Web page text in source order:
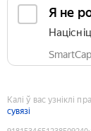
Я не
Калі ў вас узніклі
сувязі